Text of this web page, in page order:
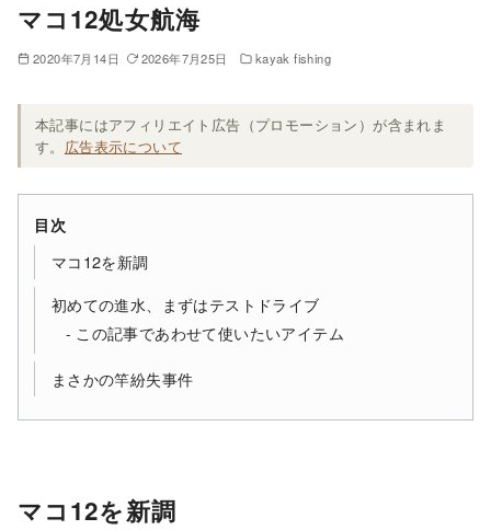
マコ12処女航海
2020年7月14日 2026年7月25日 kayak fishing
本記事にはアフィリエイト広告（プロモーション）が含まれま
す。 広告表示について
目次
マコ12を新調
初めての進水、まずはテストドライブ
この記事であわせて使いたいアイテム
まさかの竿紛失事件
マコ12を新調